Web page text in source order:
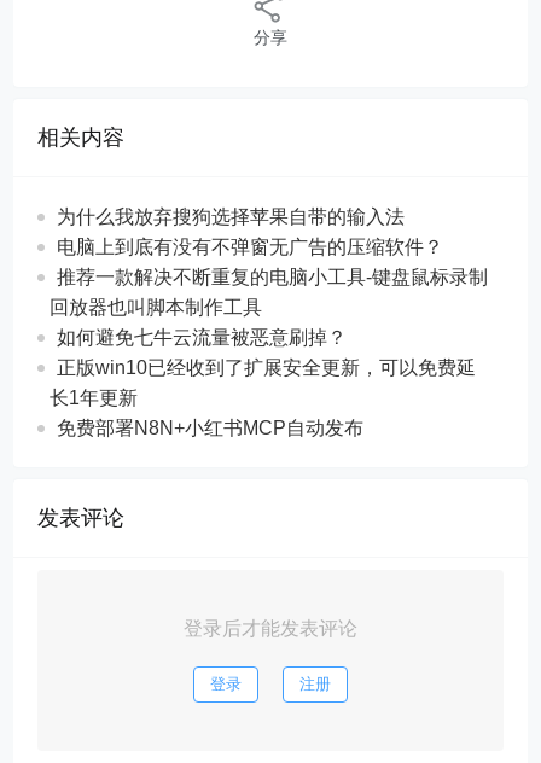
分享
相关内容
为什么我放弃搜狗选择苹果自带的输入法
电脑上到底有没有不弹窗无广告的压缩软件？
推荐一款解决不断重复的电脑小工具-键盘鼠标录制
回放器也叫脚本制作工具
如何避免七牛云流量被恶意刷掉？
正版win10已经收到了扩展安全更新，可以免费延
长1年更新
免费部署N8N+小红书MCP自动发布
发表评论
登录后才能发表评论
登录 注册